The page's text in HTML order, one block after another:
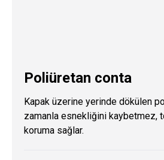
Poliüretan conta
Kapak üzerine yerinde dökülen
zamanla esnekliğini kaybetmez,
koruma sağlar.